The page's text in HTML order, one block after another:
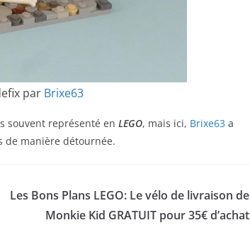
par Brixe63
souvent représenté en LEGO, mais ici, Brixe63 a
de manière détournée.
Les Bons Plans LEGO: Le vélo de livraison de
Monkie Kid GRATUIT pour 35€ d’achat